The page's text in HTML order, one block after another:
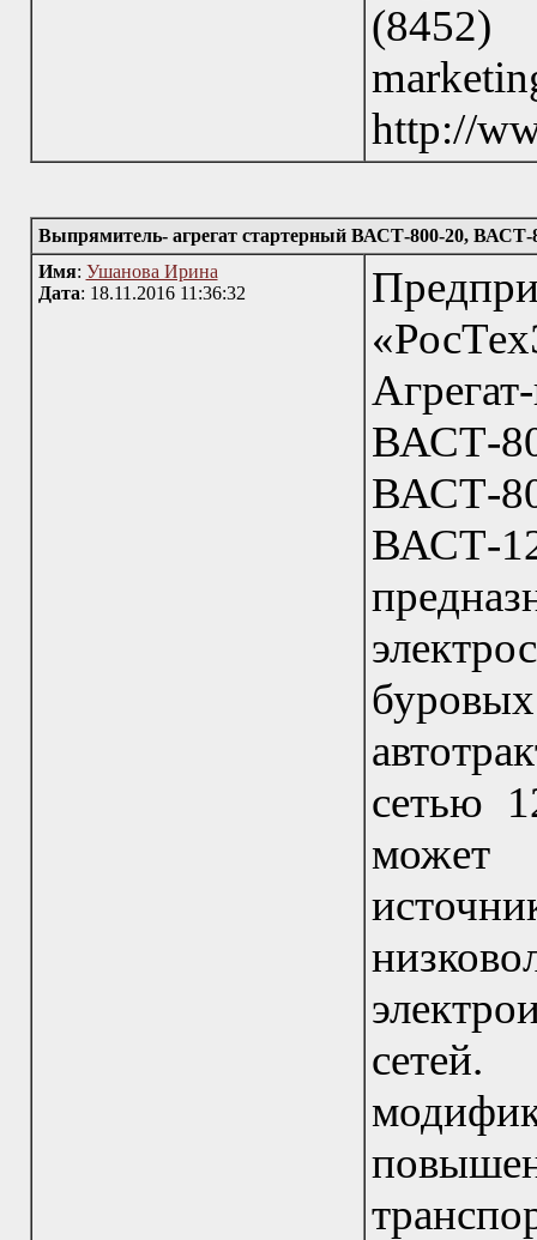
http://
Выпрямитель- агрегат стартерный ВАСТ-800-20, ВАСТ-
Имя: Ушанова Ирина
Дата: 18.11.2016 11:36:32
ВАСТ-
ВАСТ-
сетью
может